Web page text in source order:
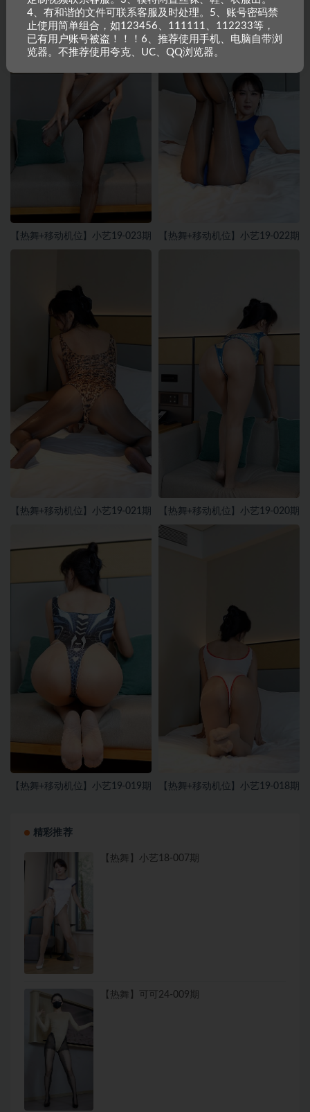
【热舞+移动机位】小艺19-023期 【热舞+移动机位】小艺19-022期
【热舞+移动机位】小艺19-021期 【热舞+移动机位】小艺19-020期
【热舞+移动机位】小艺19-019期 【热舞+移动机位】小艺19-018期
精彩推荐
【热舞】小艺18-007期
【热舞】可可24-009期
4、有和谐的文件可联系客服及时处理。5、账号密码禁
止使用简单组合，如123456、111111、112233等，
已有用户账号被盗！！！6、推荐使用手机、电脑自带浏
览器。不推荐使用夸克、UC、QQ浏览器。